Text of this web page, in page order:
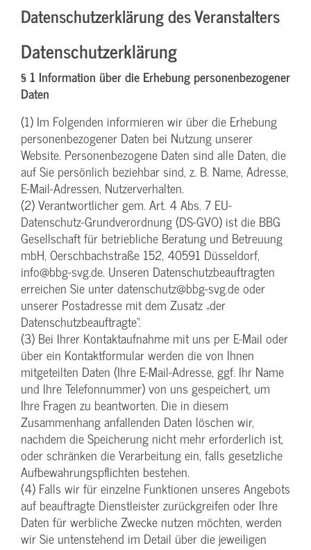
Datenschutzerklärung des Veranstalters
Datenschutzerklärung
§ 1 Information über die Erhebung personenbezogener
Daten
(1) Im Folgenden informieren wir über die Erhebung
personenbezogener Daten bei Nutzung unserer
Website. Personenbezogene Daten sind alle Daten, die
auf Sie persönlich beziehbar sind, z. B. Name, Adresse,
E-Mail-Adressen, Nutzerverhalten.
(2) Verantwortlicher gem. Art. 4 Abs. 7 EU-
Datenschutz-Grundverordnung (DS-GVO) ist die BBG
Gesellschaft für betriebliche Beratung und Betreuung
mbH, Oerschbachstraße 152, 40591 Düsseldorf,
info@bbg-svg.de. Unseren Datenschutzbeauftragten
erreichen Sie unter datenschutz@bbg-svg.de oder
unserer Postadresse mit dem Zusatz „der
Datenschutzbeauftragte“.
(3) Bei Ihrer Kontaktaufnahme mit uns per E-Mail oder
über ein Kontaktformular werden die von Ihnen
mitgeteilten Daten (Ihre E-Mail-Adresse, ggf. Ihr Name
und Ihre Telefonnummer) von uns gespeichert, um
Ihre Fragen zu beantworten. Die in diesem
Zusammenhang anfallenden Daten löschen wir,
nachdem die Speicherung nicht mehr erforderlich ist,
oder schränken die Verarbeitung ein, falls gesetzliche
Aufbewahrungspflichten bestehen.
(4) Falls wir für einzelne Funktionen unseres Angebots
auf beauftragte Dienstleister zurückgreifen oder Ihre
Daten für werbliche Zwecke nutzen möchten, werden
wir Sie untenstehend im Detail über die jeweiligen